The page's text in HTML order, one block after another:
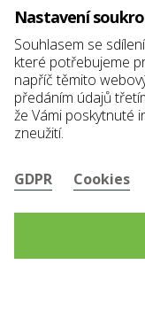
+420575 571 000
@
Štefánikova 2664
760 01 Zlín
IČ: 25347942
DIČ: CZ25347942
Nastavení
Souhlasem se
které potřebujeme
napříč těmito
předáním údajů
že Vámi poskytnuté
zneužití.
GDPR Cookies